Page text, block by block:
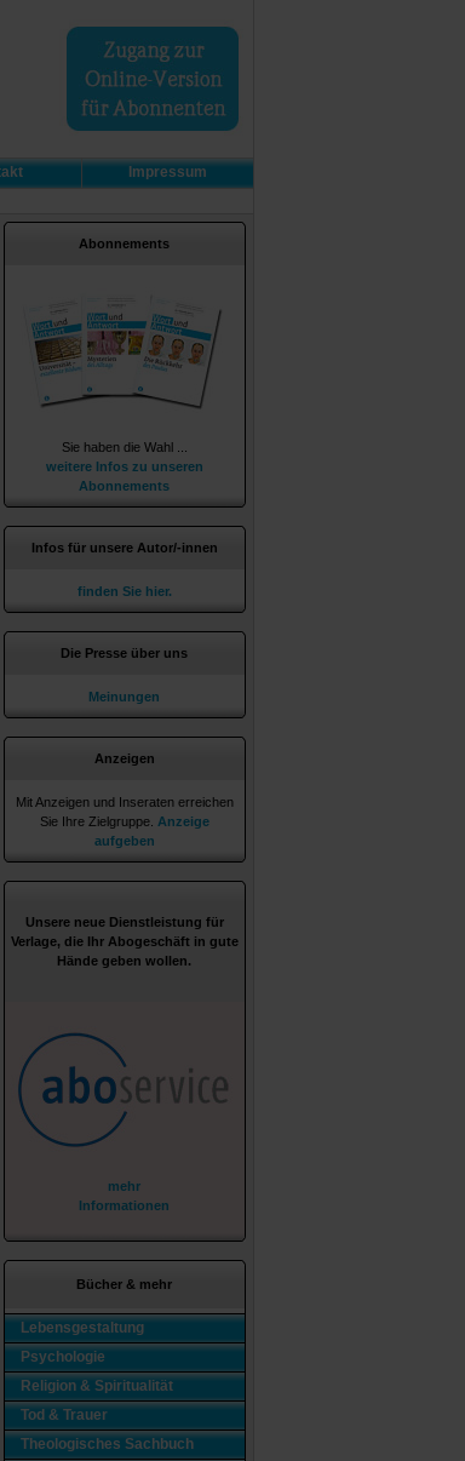
Impressum
Abonnements
Sie haben die Wahl ...
weitere Infos zu unseren
Abonnements
Infos für unsere Autor/-innen
finden Sie hier.
Die Presse über uns
Meinungen
Anzeigen
Mit Anzeigen und Inseraten erreichen
Sie Ihre Zielgruppe. Anzeige
aufgeben
Unsere neue Dienstleistung für
Verlage, die Ihr Abogeschäft in gute
Hände geben wollen.
mehr
Informationen
Bücher & mehr
Lebensgestaltung
Psychologie
Religion & Spiritualität
Tod & Trauer
Theologisches Sachbuch